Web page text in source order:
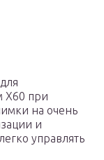
Х60 при
на очень
и
управлять